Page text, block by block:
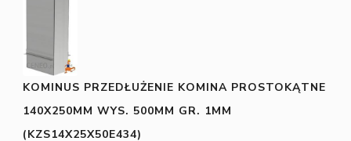
KOMINUS PRZEDŁUŻENIE KOMINA PROSTOKĄTNE
140X250MM WYS. 500MM GR. 1MM
(KZS14X25X50E434)